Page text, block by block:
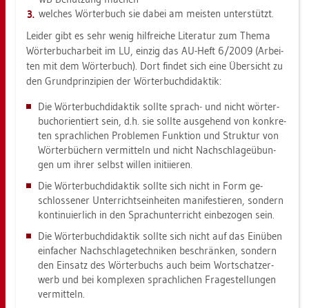
wel­ches Wör­ter­buch sie dabei am meis­ten un­ter­stützt.
Lei­der gibt es sehr wenig hilf­rei­che Li­te­ra­tur zum Thema
Wör­ter­buch­ar­beit im LU, ein­zig das AU-Heft 6/2009 (Ar­bei­
ten mit dem Wör­ter­buch). Dort fin­det sich eine Über­sicht zu
den Grund­prin­zi­pi­en der Wör­ter­buch­di­dak­tik:
Die Wör­ter­buch­di­dak­tik soll­te sprach- und nicht wör­ter­
buchori­en­tiert sein, d.h. sie soll­te aus­ge­hend von kon­kre­
ten sprach­li­chen Pro­ble­men Funk­ti­on und Struk­tur von
Wör­ter­bü­chern ver­mit­teln und nicht Nach­schla­ge­übun­
gen um ihrer selbst wil­len in­iti­ie­ren.
Die Wör­ter­buch­di­dak­tik soll­te sich nicht in Form ge­
schlos­se­ner Un­ter­richts­ein­hei­ten ma­ni­fes­tie­ren, son­dern
kon­ti­nu­ier­lich in den Sprach­un­ter­richt ein­be­zo­gen sein.
Die Wör­ter­buch­di­dak­tik soll­te sich nicht auf das Ein­üben
ein­fa­cher Nach­schla­ge­tech­ni­ken be­schrän­ken, son­dern
den Ein­satz des Wör­ter­buchs auch beim Wort­schatz­er­
werb und bei kom­ple­xen sprach­li­chen Fra­ge­stel­lun­gen
ver­mit­teln.